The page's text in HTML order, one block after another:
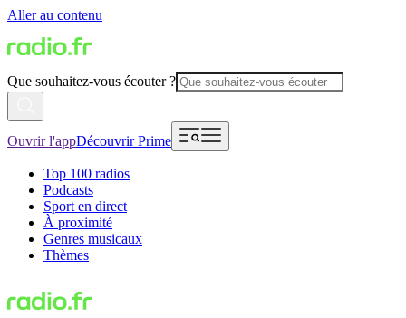
Aller au contenu
Que souhaitez-vous écouter ?
Ouvrir l'appDécouvrir Prime
Top 100 radios
Podcasts
Sport en direct
À proximité
Genres musicaux
Thèmes